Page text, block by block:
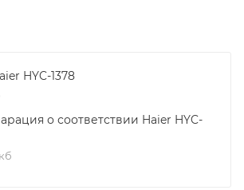
HYC-1378
о соответствии Haier HYC-